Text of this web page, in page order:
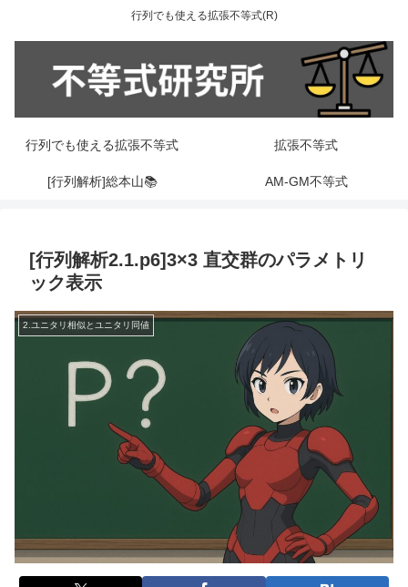
行列でも使える拡張不等式(R)
行列でも使える拡張不等式 拡張不等式
[行列解析]総本山📚 AM-GM不等式
[行列解析2.1.p6]3×3 直交群のパラメトリ
ック表示
2.ユニタリ相似とユニタリ同値